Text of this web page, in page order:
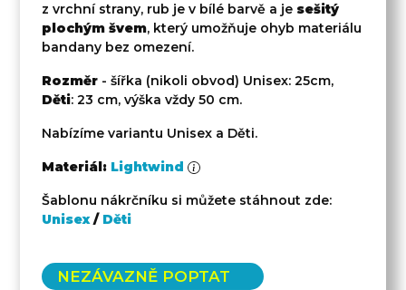
z vrchní strany, rub je v bílé barvě a je sešitý
plochým švem, který umožňuje ohyb materiálu
bandany bez omezení.
Rozměr - šířka (nikoli obvod) Unisex: 25cm,
Děti: 23 cm, výška vždy 50 cm.
Nabízíme variantu Unisex a Děti.
Materiál: Lightwind
Šablonu nákrčníku si můžete stáhnout zde:
Unisex/ Děti
NEZÁVAZNĚ POPTAT